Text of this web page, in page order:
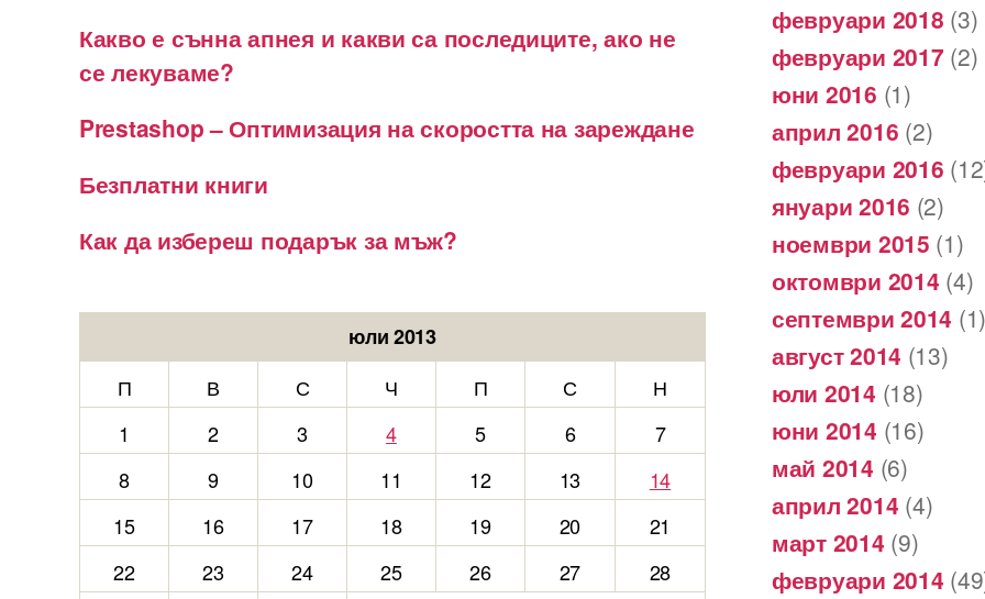
Какво е сънна апнея и какви са последиците, ако не
се лекуваме?
Prestashop – Оптимизация на скоростта на зареждане
Безплатни книги
Как да избереш подарък за мъж?
юли 2013
П
В С Ч П С
Н
1
2 3 4 5 6
7
8
9 10 11 12 13
14
15
16 17 18 19 20
21
22
23 24 25 26 27
28
февруари 2018 (3)
февруари 2017 (2)
юни 2016 (1)
април 2016 (2)
февруари 2016
януари 2016 (2)
ноември 2015 (1)
октомври 2014 (4)
септември 2014
август 2014 (13)
юли 2014 (18)
юни 2014 (16)
май 2014 (6)
април 2014 (4)
март 2014 (9)
февруари 2014